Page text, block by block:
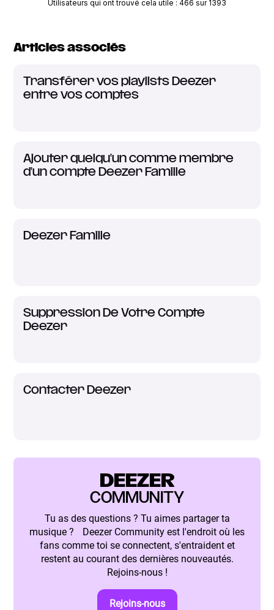
Utilisateurs qui ont trouvé cela utile : 466 sur 1393
Articles associés
Transférer vos playlists Deezer
entre vos comptes
Ajouter quelqu'un comme membre
d'un compte Deezer Famille
Deezer Famille
Suppression De Votre Compte
Deezer
Contacter Deezer
DEEZER
COMMUNITY
Tu as des questions ? Tu aimes partager ta
musique ? Deezer Community est l'endroit où les
fans comme toi se connectent, s'entraident et
restent au courant des dernières nouveautés.
Rejoins-nous !
Rejoins-nous